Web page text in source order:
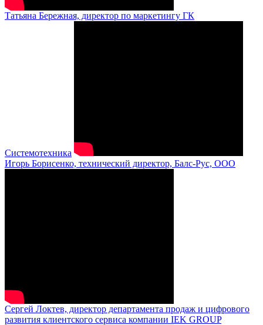
Татьяна Бережная, директор по маркетингу ГК
Системотехника
Игорь Борисенко, технический директор, Балс-Рус, ООО
Сергей Локтев, директор департамента продаж и цифрового
развития клиентского сервиса компании IEK GROUP